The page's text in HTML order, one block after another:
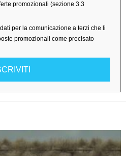
promozionali (sezione 3.3
per la comunicazione a terzi che li
promozionali come precisato